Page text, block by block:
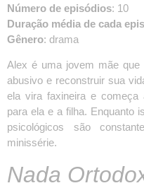
Número de episódios: 10
Duração média de cada
Gênero: drama
Alex é uma jovem mãe que
abusivo e reconstruir sua
ela vira faxineira e começa
para ela e a filha. Enquanto
psicológicos são
minissérie.
Nada